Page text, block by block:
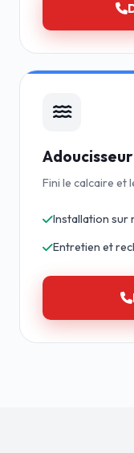
Fini le calcaire et
Installation sur
Entretien et